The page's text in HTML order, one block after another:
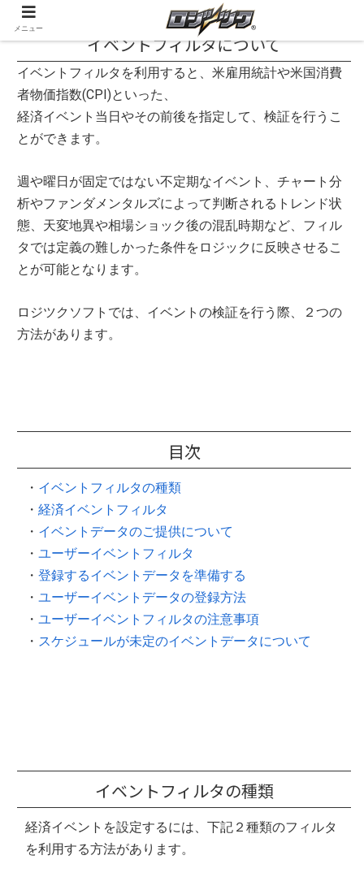
イベントフィルタについて
イベントフィルタを利用すると、米雇用統計や米国消費
者物価指数(CPI)といった、
経済イベント当日やその前後を指定して、検証を行うこ
とができます。
週や曜日が固定ではない不定期なイベント、チャート分
析やファンダメンタルズによって判断されるトレンド状
態、天変地異や相場ショック後の混乱時期など、フィル
タでは定義の難しかった条件をロジックに反映させるこ
とが可能となります。
ロジツクソフトでは、イベントの検証を行う際、２つの
方法があります。
目次
・ イベントフィルタの種類
・ 経済イベントフィルタ
・ イベントデータのご提供について
・ ユーザーイベントフィルタ
・ 登録するイベントデータを準備する
・ ユーザーイベントデータの登録方法
・ ユーザーイベントフィルタの注意事項
・ スケジュールが未定のイベントデータについて
イベントフィルタの種類
経済イベントを設定するには、下記２種類のフィルタ
を利用する方法があります。
メニュー